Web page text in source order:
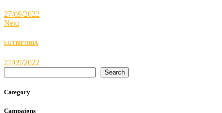
27/09/2022
Next
LGTBIFOBIA
27/09/2022
Search
Category
Campaigns